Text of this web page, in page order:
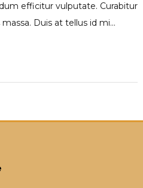
efficitur vulputate. Curabitur
Duis at tellus id mi…